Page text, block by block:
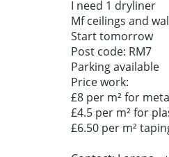
I need 1 dryliner
Mf ceilings and
Start tomorrow
Post code: RM7
Parking available
Price work:
£8 per m² for
£4.5 per m² for
£6.50 per m²